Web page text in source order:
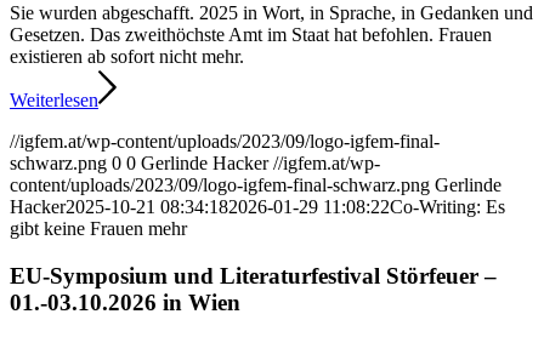
Sie wurden abgeschafft. 2025 in Wort, in Sprache, in Gedanken und
Gesetzen. Das zweithöchste Amt im Staat hat befohlen. Frauen
existieren ab sofort nicht mehr.
Weiterlesen
//igfem.at/wp-content/uploads/2023/09/logo-igfem-final-
schwarz.png 0 0 Gerlinde Hacker //igfem.at/wp-
content/uploads/2023/09/logo-igfem-final-schwarz.png Gerlinde
Hacker2025-10-21 08:34:182026-01-29 11:08:22Co-Writing: Es
gibt keine Frauen mehr
EU-Symposium und Literaturfestival Störfeuer –
01.-03.10.2026 in Wien